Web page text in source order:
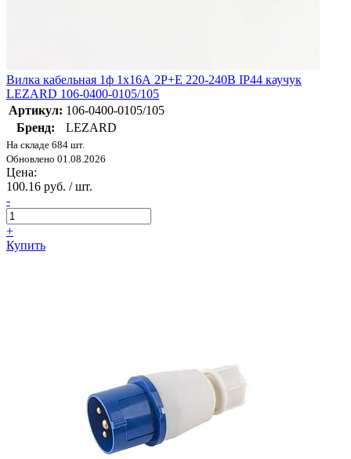
Вилка кабельная 1ф 1х16А 2P+E 220-240В IP44 каучук
LEZARD 106-0400-0105/105
Артикул: 106-0400-0105/105
Бренд:
LEZARD
На складе 684 шт.
Обновлено 01.08.2026
Цена:
100.16 руб. / шт.
-
+
Купить